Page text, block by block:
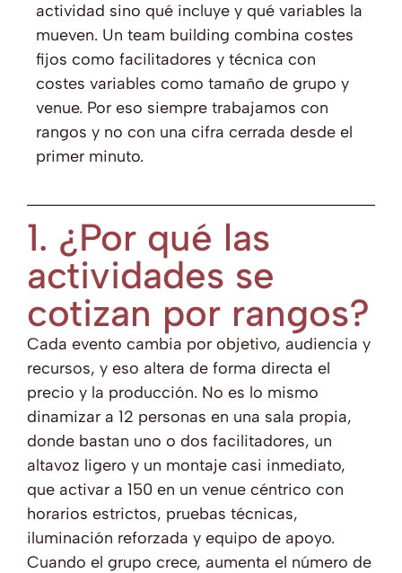
actividad sino qué incluye y qué variables la
mueven. Un team building combina costes
fijos como facilitadores y técnica con
costes variables como tamaño de grupo y
venue. Por eso siempre trabajamos con
rangos y no con una cifra cerrada desde el
primer minuto.
1. ¿Por qué las
actividades se
cotizan por rangos?
Cada evento cambia por objetivo, audiencia y
recursos, y eso altera de forma directa el
precio y la producción. No es lo mismo
dinamizar a 12 personas en una sala propia,
donde bastan uno o dos facilitadores, un
altavoz ligero y un montaje casi inmediato,
que activar a 150 en un venue céntrico con
horarios estrictos, pruebas técnicas,
iluminación reforzada y equipo de apoyo.
Cuando el grupo crece, aumenta el número de